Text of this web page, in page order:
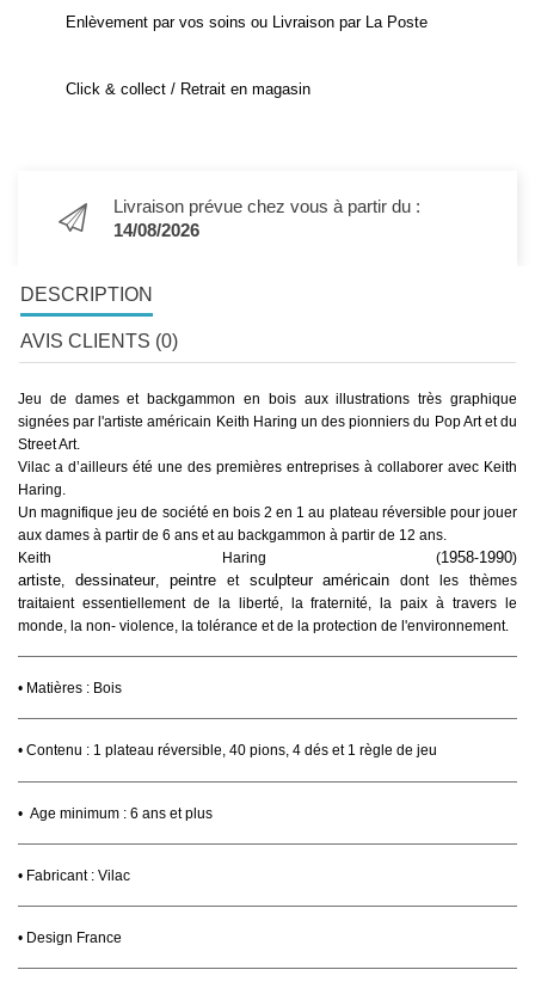
Enlèvement par vos soins ou Livraison par La Poste
Click & collect / Retrait en magasin
Livraison prévue chez vous à partir du :
14/08/2026
DESCRIPTION
AVIS CLIENTS (0)
Jeu de dames et backgammon en bois aux illustrations très graphique
signées par l'artiste américain Keith Haring un des pionniers du Pop Art et du
Street Art.
Vilac a d’ailleurs été une des premières entreprises à collaborer avec Keith
Haring.
Un magnifique jeu de société en bois 2 en 1 au plateau réversible pour jouer
aux dames à partir de 6 ans et au backgammon à partir de 12 ans.
Keith Haring (1958-1990)
artiste, dessinateur, peintreet sculpteur américain dont les thèmes
traitaient essentiellement de la liberté, la fraternité, la paix à travers le
monde, la non- violence, la tolérance et de la protection de l'environnement.
• Matières : Bois
• Contenu : 1 plateau réversible, 40 pions, 4 dés et 1 règle de jeu
• Age minimum : 6 ans et plus
• Fabricant : Vilac
• Design France